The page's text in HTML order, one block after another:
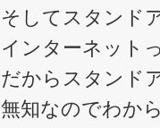
そしてスタンド
インターネット
だからスタンド
無知なのでわか